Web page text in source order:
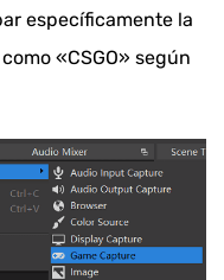
específicamente la
«CSGO» según